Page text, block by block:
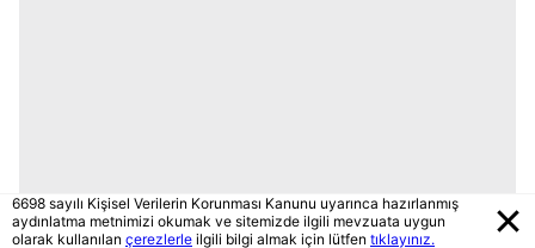
6698 sayılı Kişisel Verilerin Korunması Kanunu uyarınca hazırlanmış
aydınlatma metnimizi okumak ve sitemizde ilgili mevzuata uygun
olarak kullanılan çerezlerle ilgili bilgi almak için lütfen tıklayınız.